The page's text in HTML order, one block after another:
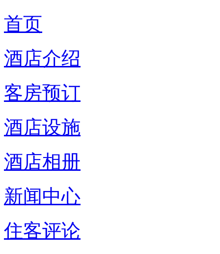
首页
酒店介绍
客房预订
酒店设施
酒店相册
新闻中心
住客评论